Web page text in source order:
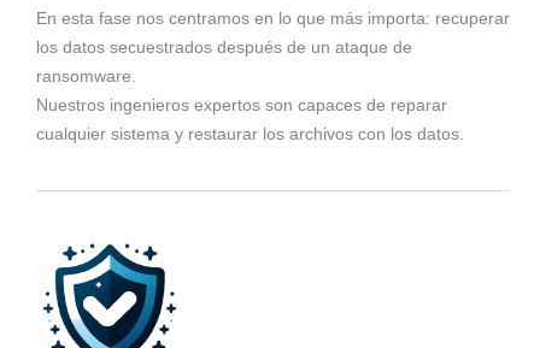
En esta fase nos centramos en lo que más importa: recuperar
los datos secuestrados después de un ataque de
ransomware.
Nuestros ingenieros expertos son capaces de reparar
cualquier sistema y restaurar los archivos con los datos.